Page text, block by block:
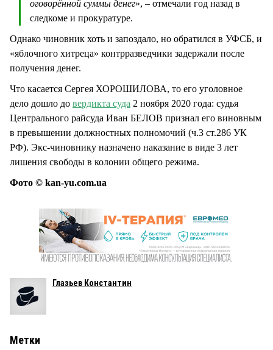
оговорённой суммы денег», – отмечали год назад в
следкоме и прокуратуре.
Однако чиновник хоть и запоздало, но обратился в УФСБ, и
«яблочного хитреца» контрразведчики задержали после
получения денег.
Что касается Сергея ХОРОШИЛОВА, то его уголовное
дело дошло до вердикта суда 2 ноября 2020 года: судья
Центрального райсуда Иван БЕЛОВ признал его виновным
в превышении должностных полномочий (ч.3 ст.286 УК
РФ). Экс-чиновнику назначено наказание в виде 3 лет
лишения свободы в колонии общего режима.
Фото © kan-yu.com.ua
Глазьев Константин
Метки